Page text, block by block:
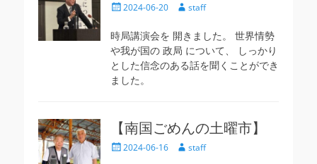
投
日
2024-06-20
投
者
staff
時局講演会を 開きました。 世界情勢
や我が国の 政局 について、 しっかり
とした信念のある話を聞くことができ
ました。
【南国ごめんの土曜市】
投 2024-06-16
投 staff